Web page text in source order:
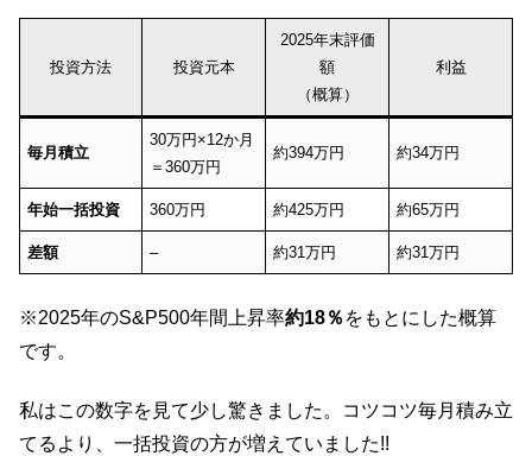
投資方法 投資元本
2025年末評価
額
（概算）
利益
毎月積立
30万円×12か月
＝360万円
約394万円 約34万円
年始一括投資 360万円 約425万円 約65万円
差額 – 約31万円 約31万円
※2025年のS&P500年間上昇率約18％ をもとにした概算
です。
私はこの数字を見て少し驚きました。コツコツ毎月積み立
てるより、一括投資の方が増えていました!!